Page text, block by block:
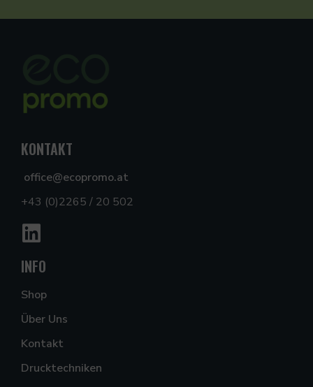
KONTAKT
office@ecopromo.at
+43 (0)2265 / 20 502
INFO
Shop
Über Uns
Kontakt
Drucktechniken